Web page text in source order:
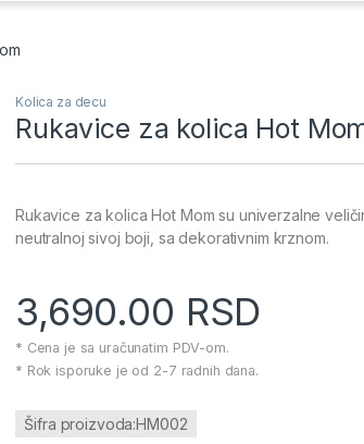
Kolica za decu
Rukavice za kolica Hot
Rukavice za kolica Hot Mom su univerzalne
neutralnoj sivoj boji, sa dekorativnim krznom.
3,690.00 RSD
* Cena je sa uračunatim PDV-om.
* Rok isporuke je od 2-7 radnih dana.
Šifra proizvoda:HM002